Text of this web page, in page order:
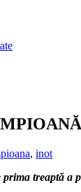
, inot
treaptă a